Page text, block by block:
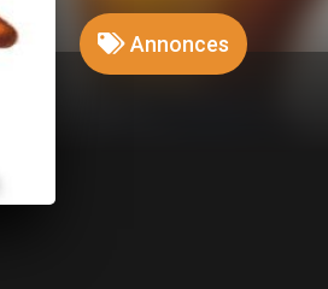
Annonces